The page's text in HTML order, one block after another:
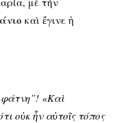
καὶ ἔγινε ἡ
«Καὶ
οὐκ ἦν αὐτοῖς τόπος